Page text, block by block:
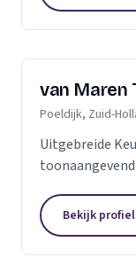
van Maren
Poeldijk, Zuid-
Uitgebreide
eenBekijk profiel